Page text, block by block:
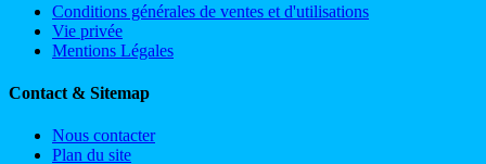
Conditions générales de ventes et d'utilisations
Vie privée
Mentions Légales
Contact & Sitemap
Nous contacter
Plan du site